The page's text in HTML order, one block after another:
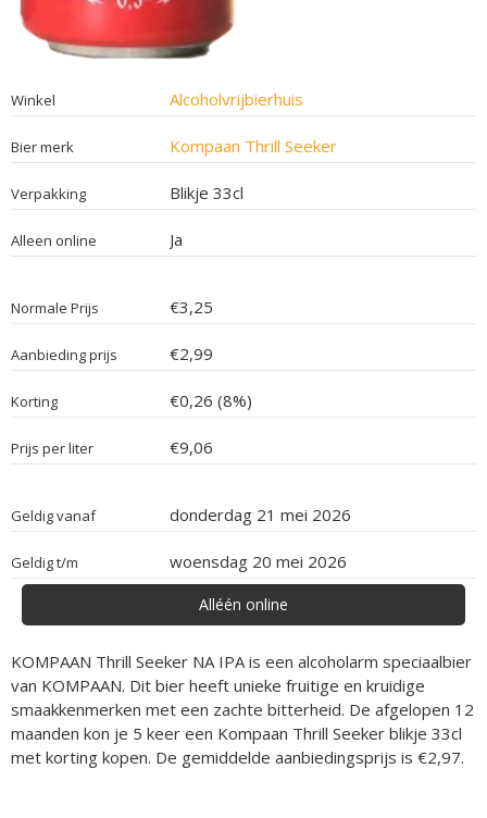
Winkel Alcoholvrijbierhuis
Bier merk Kompaan Thrill Seeker
Verpakking Blikje 33cl
Alleen online Ja
Normale Prijs €3,25
Aanbieding prijs €2,99
Korting €0,26 (8%)
Prijs per liter €9,06
Geldig vanaf donderdag 21 mei 2026
Geldig t/m woensdag 20 mei 2026
Alléén online
KOMPAAN Thrill Seeker NA IPA is een alcoholarm speciaalbier
van KOMPAAN. Dit bier heeft unieke fruitige en kruidige
smaakkenmerken met een zachte bitterheid. De afgelopen 12
maanden kon je 5 keer een Kompaan Thrill Seeker blikje 33cl
met korting kopen. De gemiddelde aanbiedingsprijs is €2,97.